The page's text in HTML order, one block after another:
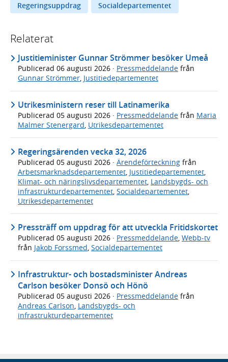
Regeringsuppdrag Socialdepartementet
Relaterat
Justitieminister Gunnar Strömmer besöker Umeå
Publicerad 06 augusti 2026 · Pressmeddelande från
Gunnar Strömmer, Justitiedepartementet
Utrikesministern reser till Latinamerika
Publicerad 05 augusti 2026 · Pressmeddelande från Maria
Malmer Stenergard, Utrikesdepartementet
Regeringsärenden vecka 32, 2026
Publicerad 05 augusti 2026 · Ärendeförteckning från
Arbetsmarknadsdepartementet Justitiedepartementet
Klimat- och näringslivsdepartementet Landsbygds- och
infrastrukturdepartementet Socialdepartementet
Utrikesdepartementet
Pressträff om uppdrag för att utveckla Fritidskortet
Publicerad 05 augusti 2026 · Pressmeddelande, Webb-tv
från Jakob Forssmed, Socialdepartementet
Infrastruktur- och bostadsminister Andreas
Carlson besöker Donsö och Hönö
Publicerad 05 augusti 2026 · Pressmeddelande från
Andreas Carlson, Landsbygds- och
infrastrukturdepartementet